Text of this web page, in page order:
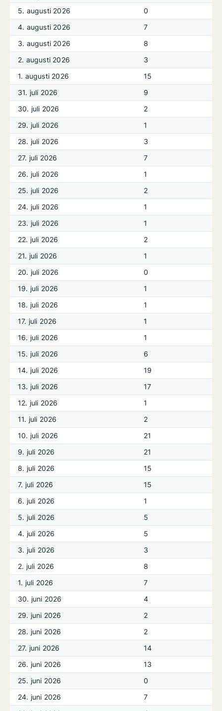
5. augusti 2026
0
4. augusti 2026
7
3. augusti 2026
8
2. augusti 2026
3
1. augusti 2026
15
31. juli 2026
9
30. juli 2026
2
29. juli 2026
1
28. juli 2026
3
27. juli 2026
7
26. juli 2026
1
25. juli 2026
2
24. juli 2026
1
23. juli 2026
1
22. juli 2026
2
21. juli 2026
1
20. juli 2026
0
19. juli 2026
1
18. juli 2026
1
17. juli 2026
1
16. juli 2026
1
15. juli 2026
6
14. juli 2026
19
13. juli 2026
17
12. juli 2026
1
11. juli 2026
2
10. juli 2026
21
9. juli 2026
21
8. juli 2026
15
7. juli 2026
15
6. juli 2026
1
5. juli 2026
5
4. juli 2026
5
3. juli 2026
3
2. juli 2026
8
1. juli 2026
7
30. juni 2026
4
29. juni 2026
2
28. juni 2026
2
27. juni 2026
14
26. juni 2026
13
25. juni 2026
0
24. juni 2026
7